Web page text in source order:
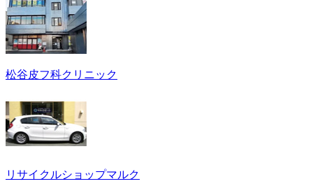
松谷皮フ科クリニック
リサイクルショップマルク